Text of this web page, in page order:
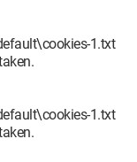
1.txt
1.txt